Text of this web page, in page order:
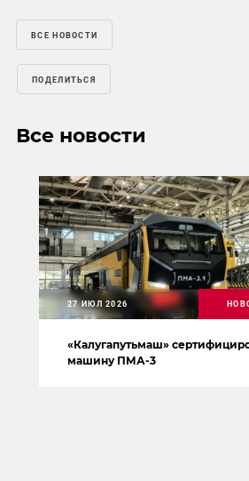
ВСЕ НОВОСТИ
ПОДЕЛИТЬСЯ
Все новости
«Калугапутьмаш»
машину ПМА-3
27 ИЮЛ 2026